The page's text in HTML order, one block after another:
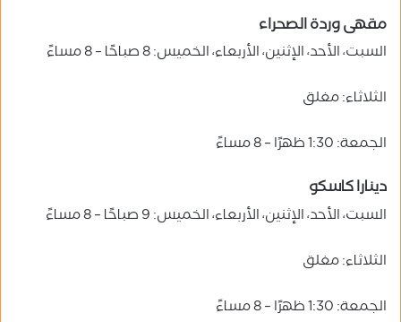
مقهى وردة الصحراء
السبت، الأحد، الإثنين، الأربعاء، الخميس: 8 صباحًا – 8 مساءً
الثلاثاء: مغلق
الجمعة: 1:30 ظهرًا – 8 مساءً
دينارا كاسكو
السبت، الأحد، الإثنين، الأربعاء، الخميس: 9 صباحًا – 8 مساءً
الثلاثاء: مغلق
الجمعة: 1:30 ظهرًا – 8 مساءً